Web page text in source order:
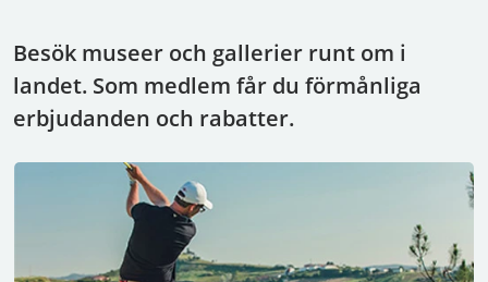
Besök museer och gallerier runt om i
landet. Som medlem får du förmånliga
erbjudanden och rabatter.